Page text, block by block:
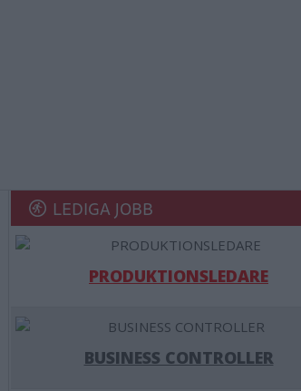
LEDIGA JOBB
PRODUKTIONSLEDARE
BUSINESS CONTROLLER